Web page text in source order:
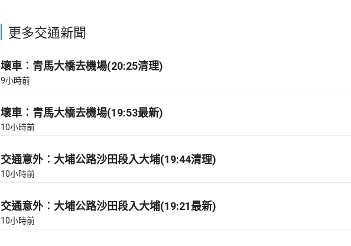
更多交通新聞
壞車︰青馬大橋去機場(20:25清理)
9小時前
壞車︰青馬大橋去機場(19:53最新)
10小時前
交通意外︰大埔公路沙田段入大埔(19:44清理)
10小時前
交通意外︰大埔公路沙田段入大埔(19:21最新)
10小時前